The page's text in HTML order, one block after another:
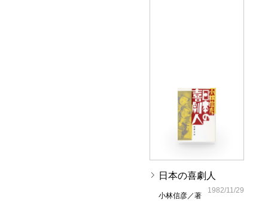
日本の喜劇人
小林信彦／著
1982/11/29